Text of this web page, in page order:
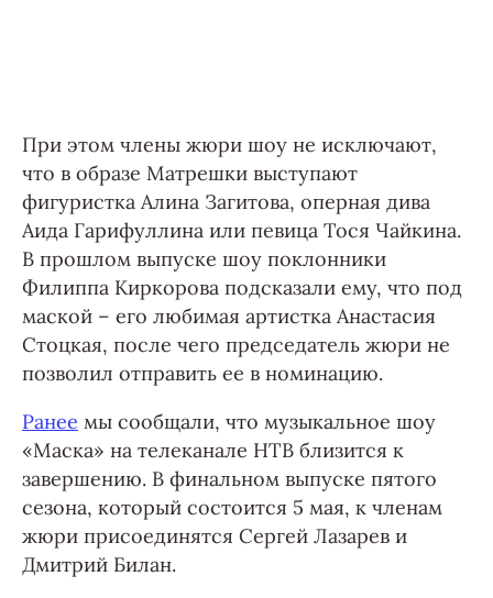
При этом члены жюри шоу не исключают,
что в образе Матрешки выступают
фигуристка Алина Загитова, оперная дива
Аида Гарифуллина или певица Тося Чайкина.
В прошлом выпуске шоу поклонники
Филиппа Киркорова подсказали ему, что под
маской – его любимая артистка Анастасия
Стоцкая, после чего председатель жюри не
позволил отправить ее в номинацию.
Ранее мы сообщали, что музыкальное шоу
«Маска» на телеканале НТВ близится к
завершению. В финальном выпуске пятого
сезона, который состоится 5 мая, к членам
жюри присоединятся Сергей Лазарев и
Дмитрий Билан.